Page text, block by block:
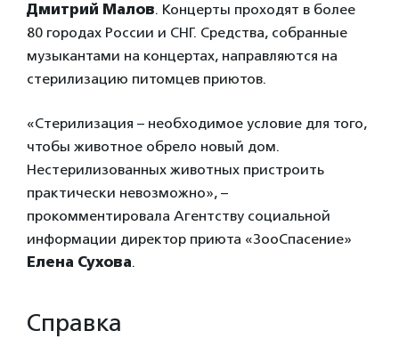
Дмитрий Малов. Концерты проходят в более
80 городах России и СНГ. Средства, собранные
музыкантами на концертах, направляются на
стерилизацию питомцев приютов.
«Стерилизация – необходимое условие для того,
чтобы животное обрело новый дом.
Нестерилизованных животных пристроить
практически невозможно», –
прокомментировала Агентству социальной
информации директор приюта «ЗооСпасение»
Елена Сухова.
Справка